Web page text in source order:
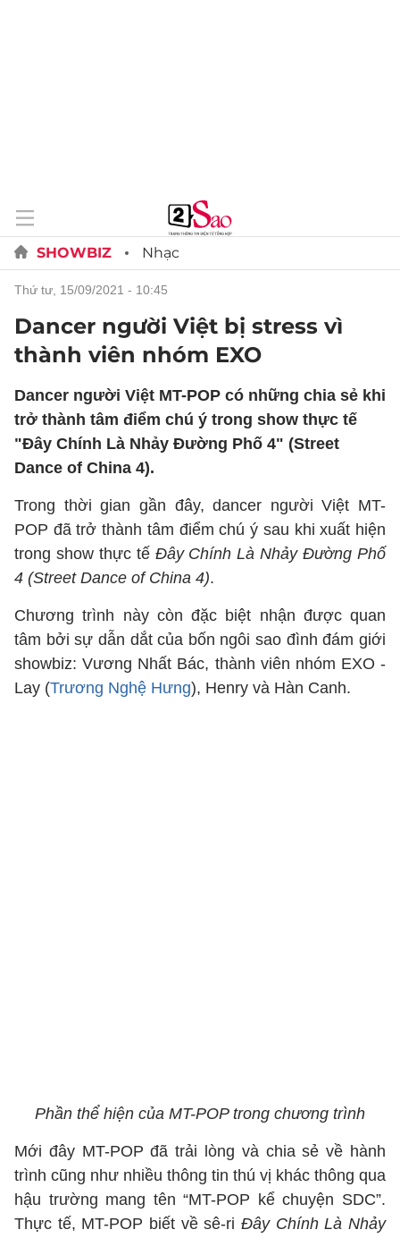
SHOWBIZ Nhạc
thứ tư, 15/09/2021 - 10:45
Dancer người Việt bị stress vì
thành viên nhóm EXO
Dancer người Việt MT-POP có những chia sẻ khi
trở thành tâm điểm chú ý trong show thực tế
"Đây Chính Là Nhảy Đường Phố 4" (Street
Dance of China 4).
Trong thời gian gần đây, dancer người Việt MT-
POP đã trở thành tâm điểm chú ý sau khi xuất hiện
trong show thực tế Đây Chính Là Nhảy Đường Phố
4 (Street Dance of China 4).
Chương trình này còn đặc biệt nhận được quan
tâm bởi sự dẫn dắt của bốn ngôi sao đình đám giới
showbiz: Vương Nhất Bác, thành viên nhóm EXO -
Lay (Trương Nghệ Hưng), Henry và Hàn Canh.
Phần thể hiện của MT-POP trong chương trình
Mới đây MT-POP đã trải lòng và chia sẻ về hành
trình cũng như nhiều thông tin thú vị khác thông qua
hậu trường mang tên “MT-POP kể chuyện SDC”.
Thực tế, MT-POP biết về sê-ri Đây Chính Là Nhảy